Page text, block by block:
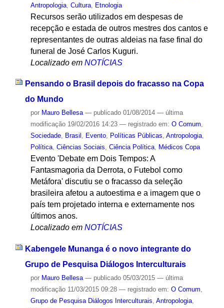
Antropologia, Cultura, Etnologia
Recursos serão utilizados em despesas de
recepção e estada de outros mestres dos cantos e
representantes de outras aldeias na fase final do
funeral de José Carlos Kuguri.
Localizado em NOTÍCIAS
Pensando o Brasil depois do fracasso na Copa
do Mundo
por Mauro Bellesa — publicado01/08/2014 — última
modificação19/02/2016 14:23 — registrado em: O Comum,
Sociedade, Brasil , Evento, Políticas Públicas, Antropologia,
Política, Ciências Sociais, Ciência Política, Médicos Copa
Evento 'Debate em Dois Tempos: A
Fantasmagoria da Derrota, o Futebol como
Metáfora' discutiu se o fracasso da seleção
brasileira afetou a autoestima e a imagem que o
país tem projetado interna e externamente nos
últimos anos.
Localizado em NOTÍCIAS
Kabengele Munanga é o novo integrante do
Grupo de Pesquisa Diálogos Interculturais
por Mauro Bellesa — publicado05/03/2015 — última
modificação11/03/2015 09:28 — registrado em: O Comum,
Grupo de Pesquisa Diálogos Interculturais, Antropologia,